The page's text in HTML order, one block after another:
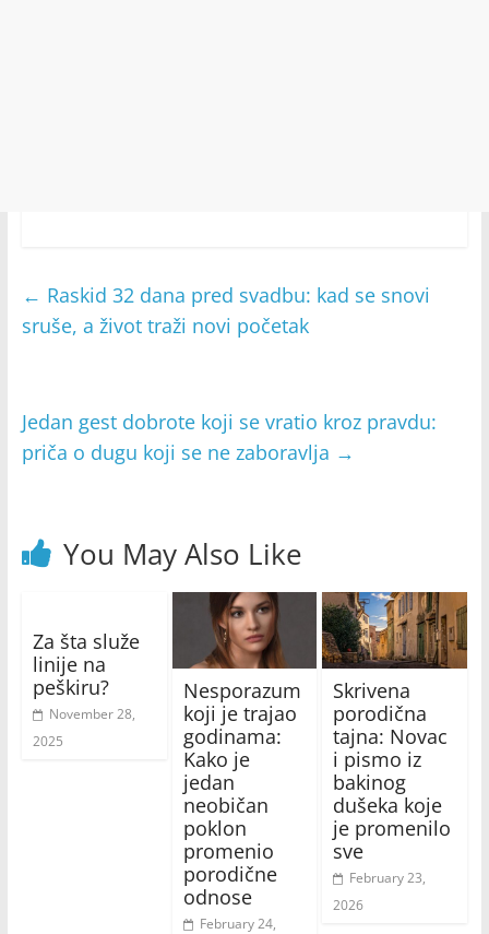
← Raskid 32 dana pred svadbu: kad se snovi
sruše, a život traži novi početak
Jedan gest dobrote koji se vratio kroz pravdu:
priča o dugu koji se ne zaboravlja →
You May Also Like
Za šta služe
linije na
peškiru?
November 28,
2025
Nesporazum
koji je trajao
godinama:
Kako je
jedan
neobičan
poklon
promenio
porodične
odnose
February 24,
Skrivena
porodična
tajna: Novac
i pismo iz
bakinog
dušeka koje
je promenilo
sve
February 23,
2026